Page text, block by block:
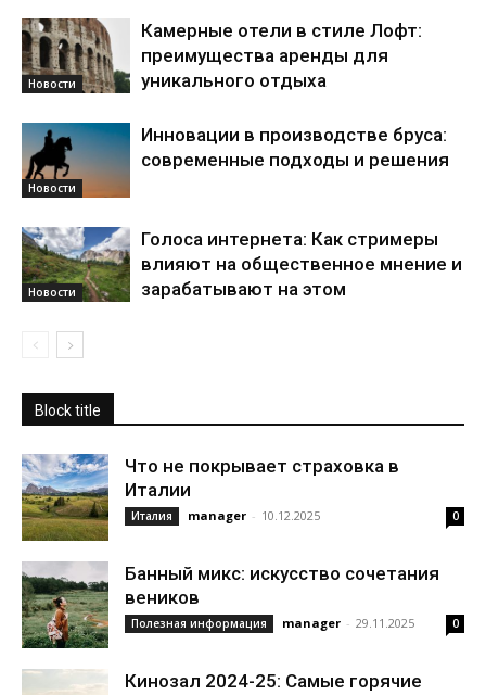
Новости
Камерные отели в стиле Лофт:
преимущества аренды для
уникального отдыха
Новости
Инновации в производстве бруса:
современные подходы и решения
Новости
Голоса интернета: Как стримеры
влияют на общественное мнение и
зарабатывают на этом
Block title
Что не покрывает страховка в
Италии
Италия manager - 10.12.2025 0
Банный микс: искусство сочетания
веников
Полезная информация manager - 29.11.2025 0
Кинозал 2024-25: Самые горячие